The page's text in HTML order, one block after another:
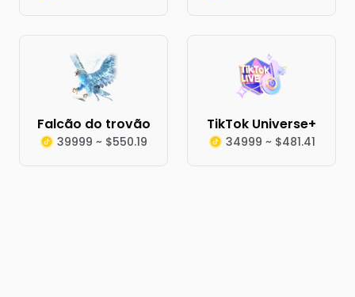
Falcão do trovão
39999 ~ $550.19
TikTok Universe+
34999 ~ $481.41